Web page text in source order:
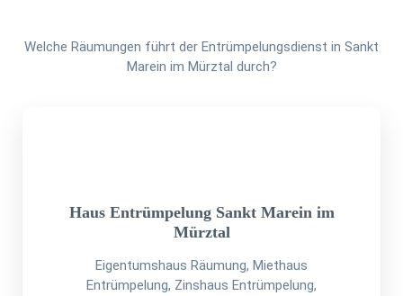
Welche Räumungen führt der Entrümpelungsdienst in Sankt
Marein im Mürztal durch?
Haus Entrümpelung Sankt Marein im
Mürztal
Eigentumshaus Räumung, Miethaus
Entrümpelung, Zinshaus Entrümpelung,